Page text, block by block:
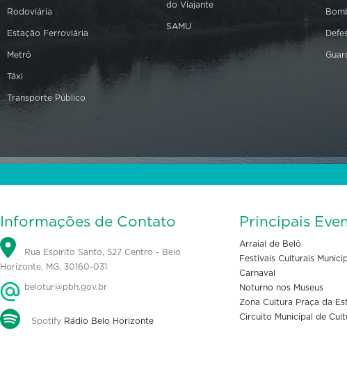
Rodoviária
Estação Ferroviária
Metrô
Táxi
Transporte Público
do Viajante
SAMU
Informações de Contato
Rua Espírito Santo, 527 Centro - Belo
Horizonte, MG, 30160-031
belotur@pbh.gov.br
Spotify Rádio Belo Horizonte
Principais
Arraial de Belô
Festivais Culturais
Carnaval
Noturno nos Museus
Zona Cultura Praça da
Circuito Municipal de